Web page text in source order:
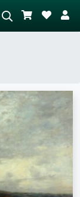
多い抽象画、暗い
の立ち姿のヌー
ド。